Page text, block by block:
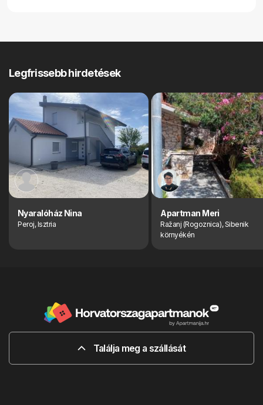
Legfrissebb hirdetések
Nyaralóház Nina
Peroj, Isztria
Apartman Meri
Ražanj (Rogoznica), Sibenik
környékén
Találja meg a szállását